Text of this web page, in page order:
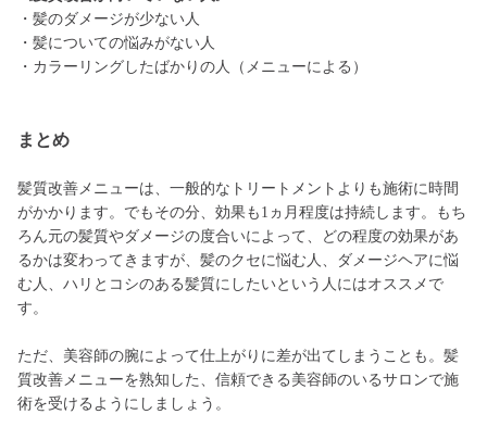
・髪のダメージが少ない人
・髪についての悩みがない人
・カラーリングしたばかりの人（メニューによる）
まとめ
髪質改善メニューは、一般的なトリートメントよりも施術に時間
がかかります。でもその分、効果も1ヵ月程度は持続します。もち
ろん元の髪質やダメージの度合いによって、どの程度の効果があ
るかは変わってきますが、髪のクセに悩む人、ダメージヘアに悩
む人、ハリとコシのある髪質にしたいという人にはオススメで
す。
ただ、美容師の腕によって仕上がりに差が出てしまうことも。髪
質改善メニューを熟知した、信頼できる美容師のいるサロンで施
術を受けるようにしましょう。